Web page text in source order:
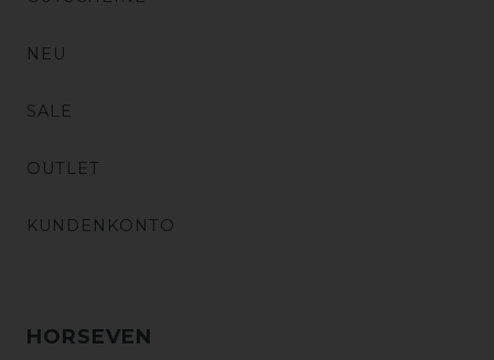
NEU
SALE
OUTLET
KUNDENKONTO
HORSEVEN